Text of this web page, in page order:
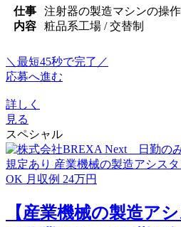
仕事
内容
注射器の製造マシンの操
粧品系工場 / 交替制
＼最短45秒で完了／
応募へ進む
詳しく
見る
スペシャル
【産業機械の製造ア